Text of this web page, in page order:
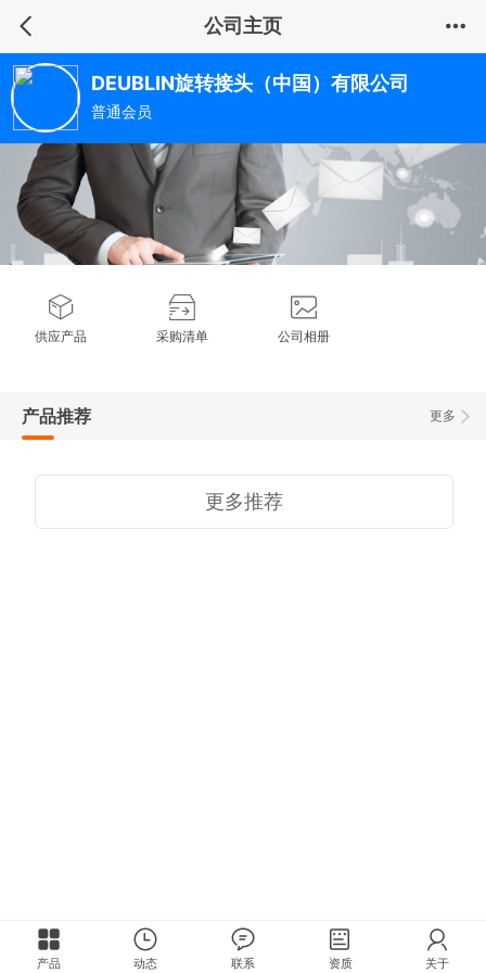
公司主页
DEUBLIN旋转接头（中国）有限公司
普通会员
供应产品 采购清单 公司相册
更多
产品推荐
更多推荐
产品 动态 联系 资质 关于